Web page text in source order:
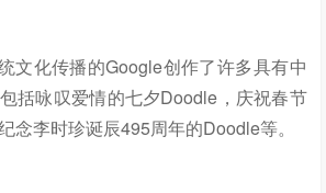
文化传播的Google创作了许多具有中
括咏叹爱情的七夕Doodle，庆祝春节
念李时珍诞辰495周年的Doodle等。